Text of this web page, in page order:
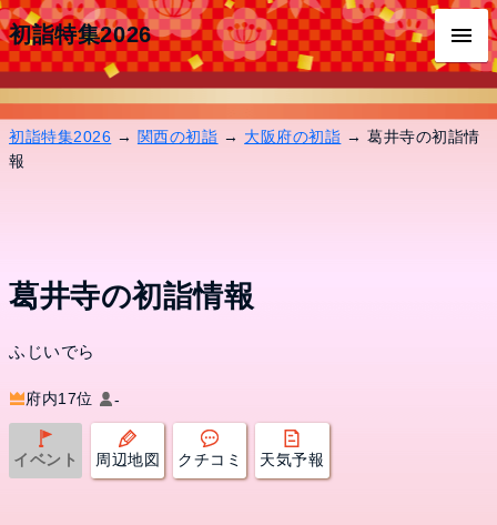
初詣特集2026
初詣特集2026 → 関西の初詣 → 大阪府の初詣 → 葛井寺の初詣情
報
葛井寺の初詣情報
ふじいでら
府内17位 -
イベント 周辺地図 クチコミ 天気予報